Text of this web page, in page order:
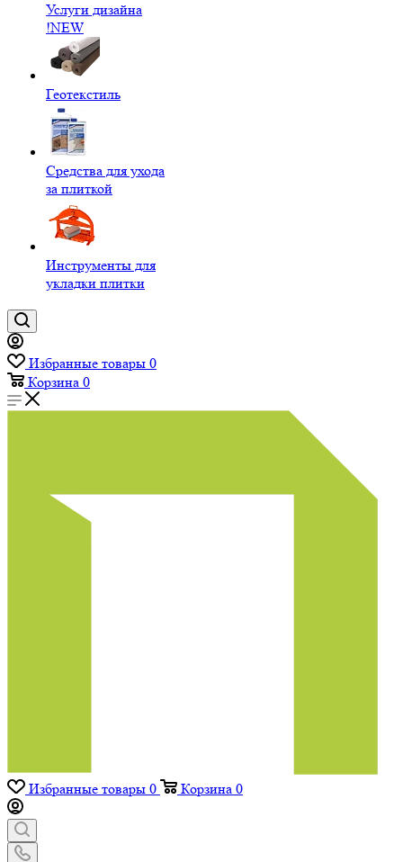
Услуги дизайна
!NEW
Геотекстиль
Средства для ухода
за плиткой
Инструменты для
укладки плитки
Избранные товары 0
Корзина 0
Избранные товары 0 Корзина 0